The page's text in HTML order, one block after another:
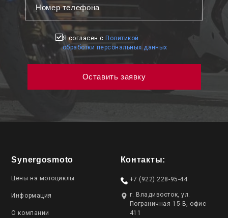
Я согласен с Политикой
обработки персональных данных
Synergosmoto
Цены на мотоциклы
Информация
О компании
Контакты:
+7 (922) 228-95-44
г. Владивосток, ул.
Пограничная 15-В, офис
411